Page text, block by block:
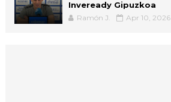
Inveready Gipuzkoa
Ramón J. Apr 10, 2026